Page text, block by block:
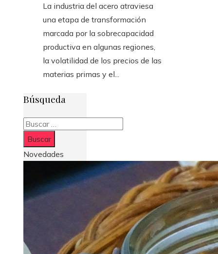
La industria del acero atraviesa
una etapa de transformación
marcada por la sobrecapacidad
productiva en algunas regiones,
la volatilidad de los precios de las
materias primas y el...
Búsqueda
Buscar:
Novedades